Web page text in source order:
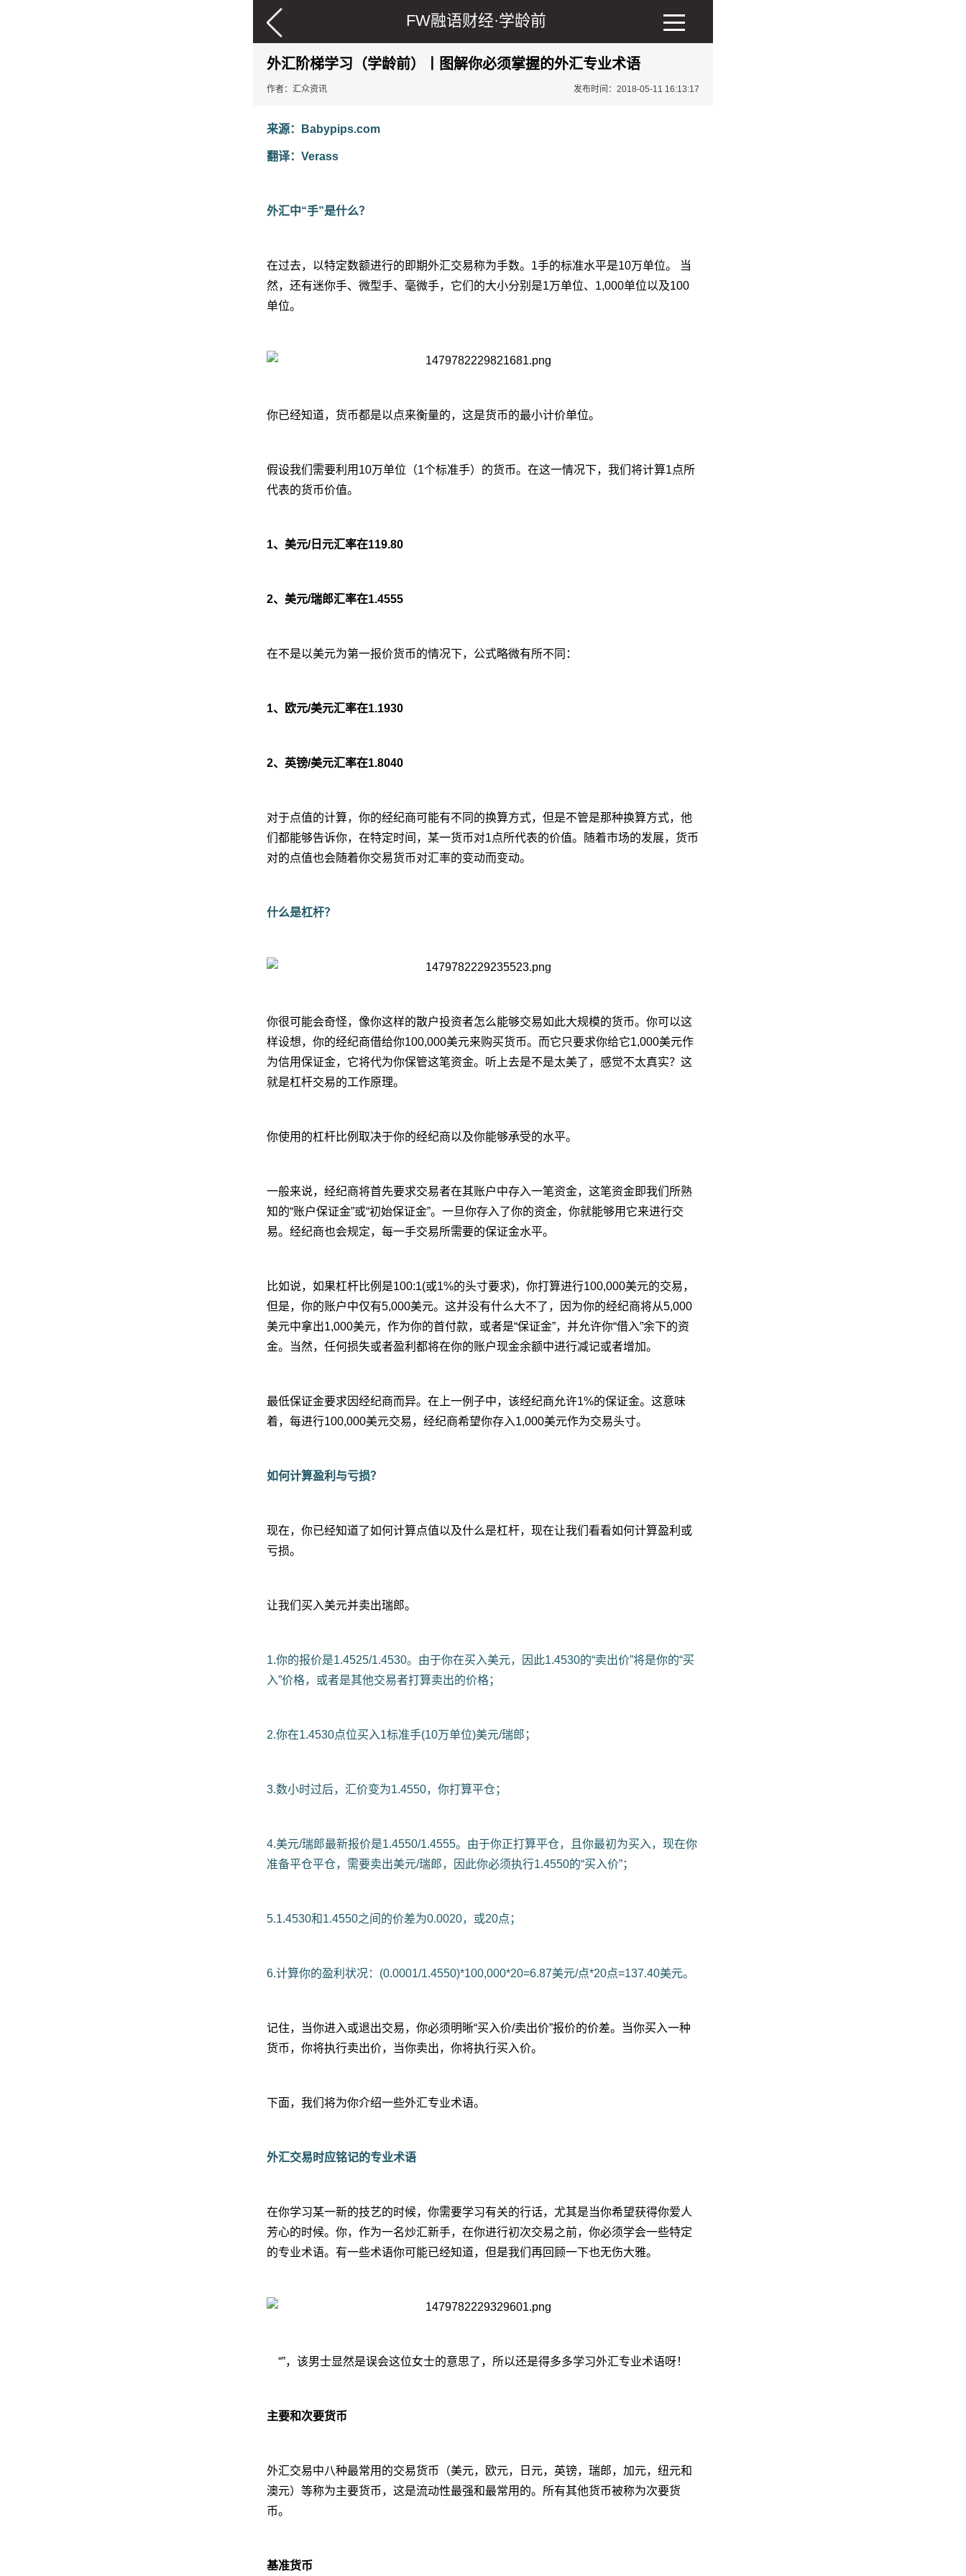
FW融语财经·学龄前
外汇阶梯学习（学龄前）丨图解你必须掌握的外汇专业术语
作者：汇众资讯 发布时间：2018-05-11 16:13:17
来源：Babypips.com
翻译：Verass
外汇中“手”是什么？
在过去，以特定数额进行的即期外汇交易称为手数。1手的标准水平是10万单位。 当
然，还有迷你手、微型手、毫微手，它们的大小分别是1万单位、1,000单位以及100
单位。
你已经知道，货币都是以点来衡量的，这是货币的最小计价单位。
假设我们需要利用10万单位（1个标准手）的货币。在这一情况下，我们将计算1点所
代表的货币价值。
1、美元/日元汇率在119.80
2、美元/瑞郎汇率在1.4555
在不是以美元为第一报价货币的情况下，公式略微有所不同：
1、欧元/美元汇率在1.1930
2、英镑/美元汇率在1.8040
对于点值的计算，你的经纪商可能有不同的换算方式，但是不管是那种换算方式，他
们都能够告诉你，在特定时间，某一货币对1点所代表的价值。随着市场的发展，货币
对的点值也会随着你交易货币对汇率的变动而变动。
什么是杠杆？
你很可能会奇怪，像你这样的散户投资者怎么能够交易如此大规模的货币。你可以这
样设想，你的经纪商借给你100,000美元来购买货币。而它只要求你给它1,000美元作
为信用保证金，它将代为你保管这笔资金。听上去是不是太美了，感觉不太真实？这
就是杠杆交易的工作原理。
你使用的杠杆比例取决于你的经纪商以及你能够承受的水平。
一般来说，经纪商将首先要求交易者在其账户中存入一笔资金，这笔资金即我们所熟
知的“账户保证金”或“初始保证金”。一旦你存入了你的资金，你就能够用它来进行交
易。经纪商也会规定，每一手交易所需要的保证金水平。
比如说，如果杠杆比例是100:1(或1%的头寸要求)，你打算进行100,000美元的交易，
但是，你的账户中仅有5,000美元。这并没有什么大不了，因为你的经纪商将从5,000
美元中拿出1,000美元，作为你的首付款，或者是“保证金”，并允许你“借入”余下的资
金。当然，任何损失或者盈利都将在你的账户现金余额中进行减记或者增加。
最低保证金要求因经纪商而异。在上一例子中，该经纪商允许1%的保证金。这意味
着，每进行100,000美元交易，经纪商希望你存入1,000美元作为交易头寸。
如何计算盈利与亏损？
现在，你已经知道了如何计算点值以及什么是杠杆，现在让我们看看如何计算盈利或
亏损。
让我们买入美元并卖出瑞郎。
1.你的报价是1.4525/1.4530。由于你在买入美元，因此1.4530的“卖出价”将是你的“买
入”价格，或者是其他交易者打算卖出的价格；
2.你在1.4530点位买入1标准手(10万单位)美元/瑞郎；
3.数小时过后，汇价变为1.4550，你打算平仓；
4.美元/瑞郎最新报价是1.4550/1.4555。由于你正打算平仓，且你最初为买入，现在你
准备平仓平仓，需要卖出美元/瑞郎，因此你必须执行1.4550的“买入价”；
5.1.4530和1.4550之间的价差为0.0020，或20点；
6.计算你的盈利状况：(0.0001/1.4550)*100,000*20=6.87美元/点*20点=137.40美元。
记住，当你进入或退出交易，你必须明晰“买入价/卖出价”报价的价差。当你买入一种
货币，你将执行卖出价，当你卖出，你将执行买入价。
下面，我们将为你介绍一些外汇专业术语。
外汇交易时应铭记的专业术语
在你学习某一新的技艺的时候，你需要学习有关的行话，尤其是当你希望获得你爱人
芳心的时候。你，作为一名炒汇新手，在你进行初次交易之前，你必须学会一些特定
的专业术语。有一些术语你可能已经知道，但是我们再回顾一下也无伤大雅。
“”，该男士显然是误会这位女士的意思了，所以还是得多多学习外汇专业术语呀！
主要和次要货币
外汇交易中八种最常用的交易货币（美元，欧元，日元，英镑，瑞郎，加元，纽元和
澳元）等称为主要货币，这是流动性最强和最常用的。所有其他货币被称为次要货
币。
基准货币